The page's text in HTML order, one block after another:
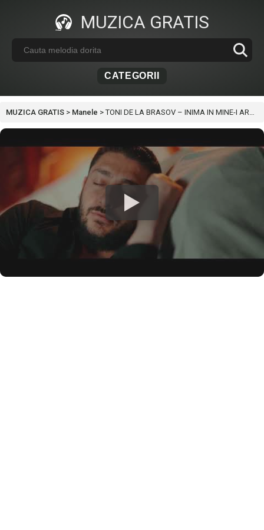
MUZICA GRATIS
CATEGORII
MUZICA GRATIS > Manele >TONI DE LA BRASOV – INIMA IN MINE-I ARSA CAND MA IA DORUL DE CASA